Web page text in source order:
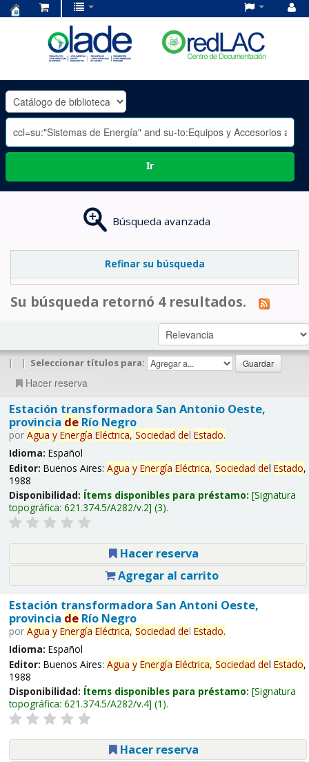
OLADE
-
Ir
Búsqueda avanzada
Refinar su búsqueda
Su búsqueda retornó 4 resultados.
| | Seleccionar títulos para:
Hacer reserva
Estación transformadora San Antonio Oeste,
provincia deRío Negro
por Agua y Energía Eléctrica, Sociedad del Estado.
Idioma: Español
Editor: Buenos Aires: Agua y Energía Eléctrica, Sociedad del Estado,
1988
Disponibilidad: Ítems disponibles para préstamo: Signatura
topográfica: 621.374.5/A282/v.2 (3).
Hacer reserva
Agregar al carrito
Estación transformadora San Antoni Oeste,
provincia deRío Negro
por Agua y Energía Eléctrica, Sociedad del Estado.
Idioma: Español
Editor: Buenos Aires: Agua y Energía Eléctrica, Sociedad del Estado,
1988
Disponibilidad: Ítems disponibles para préstamo: Signatura
topográfica: 621.374.5/A282/v.4 (1).
Hacer reserva